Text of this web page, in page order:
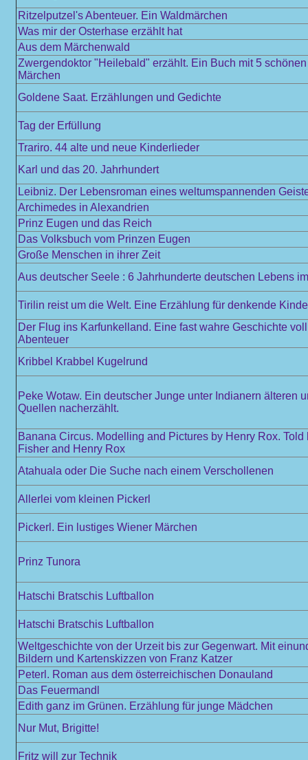
Ritzelputzel's Abenteuer. Ein Waldmärchen
Was mir der Osterhase erzählt hat
Aus dem Märchenwald
Zwergendoktor "Heilebald" erzählt. Ein Buch mit 5
Märchen
Goldene Saat. Erzählungen und Gedichte
Tag der Erfüllung
Trariro. 44 alte und neue Kinderlieder
Karl und das 20. Jahrhundert
Leibniz. Der Lebensroman eines weltumspannenden
Archimedes in Alexandrien
Prinz Eugen und das Reich
Das Volksbuch vom Prinzen Eugen
Große Menschen in ihrer Zeit
Aus deutscher Seele : 6 Jahrhunderte deutschen Lebens
Tirilin reist um die Welt. Eine Erzählung für denkende
Der Flug ins Karfunkelland. Eine fast wahre Geschichte
Abenteuer
Kribbel Krabbel Kugelrund
Peke Wotaw. Ein deutscher Junge unter Indianern älteren
Quellen nacherzählt.
Banana Circus. Modelling and Pictures by Henry Rox. Told
Fisher and Henry Rox
Atahuala oder Die Suche nach einem Verschollenen
Allerlei vom kleinen Pickerl
Pickerl. Ein lustiges Wiener Märchen
Prinz Tunora
Hatschi Bratschis Luftballon
Hatschi Bratschis Luftballon
Weltgeschichte von der Urzeit bis zur Gegenwart. Mit
Bildern und Kartenskizzen von Franz Katzer
Peterl. Roman aus dem österreichischen Donauland
Das Feuermandl
Edith ganz im Grünen. Erzählung für junge Mädchen
Nur Mut, Brigitte!
Fritz will zur Technik